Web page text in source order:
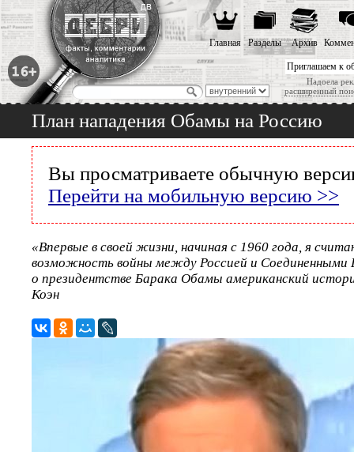
Приглашаем к
Надоела
расширенный
Главная Разделы Архив
План нападения Обамы на Россию
Вы просматриваете обычную
Перейти на мобильную версию >>
«Впервые в своей жизни, начиная с 1960 года, я
возможность войны между Россией и
о президентстве Барака Обамы американский
Коэн